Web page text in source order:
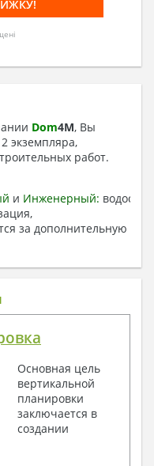
Dom4M, Вы
экземпляра,
работ.
и Инженерный:
за дополнительную
планы с
отделок
сечения и
Основная цель
вертикальной
планировки
заключается в
создании